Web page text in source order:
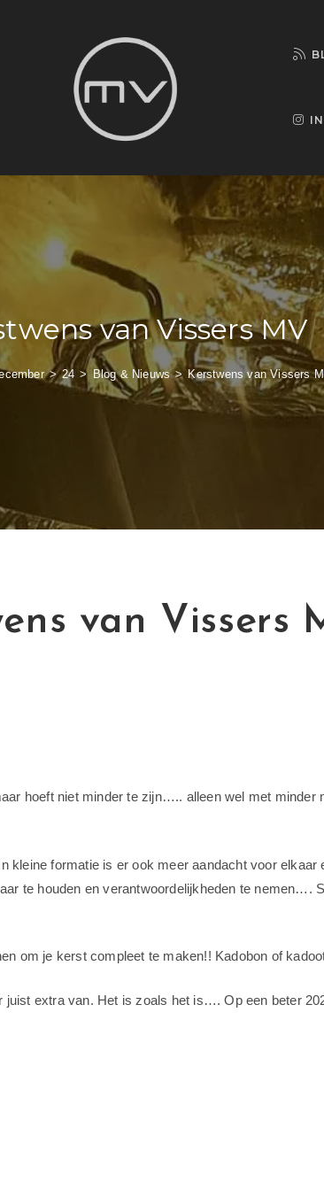
van Vissers MV
> 24 > Blog & Nieuws > Kerstwens van Vissers
van Vissers
hoeft niet minder te zijn….. alleen wel met minder
kleine formatie is er ook meer aandacht voor elkaar
te houden en verantwoordelijkheden te nemen….
om je kerst compleet te maken!! Kadobon of
extra van. Het is zoals het is…. Op een beter